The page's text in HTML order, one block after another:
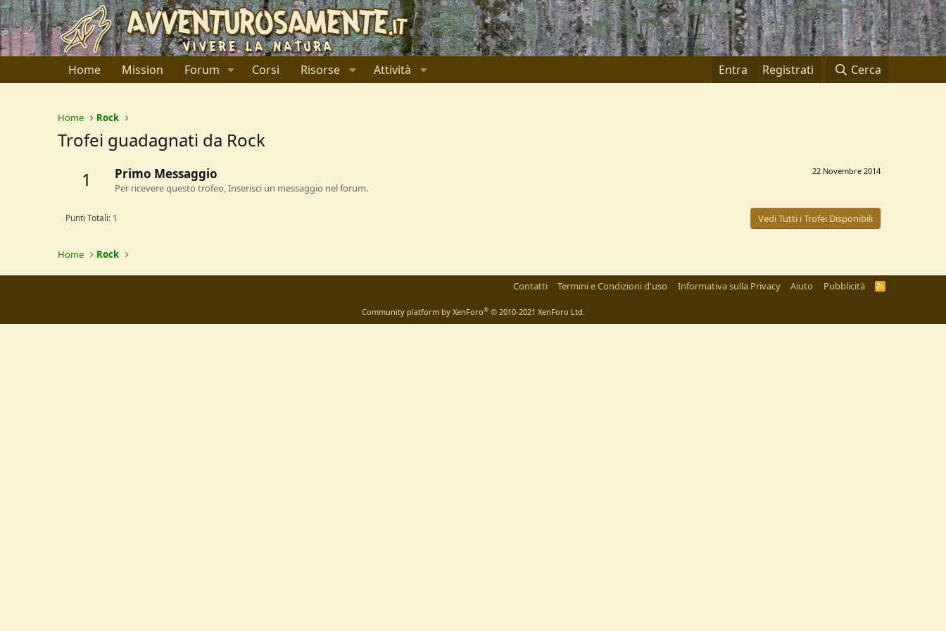
Home Mission Forum Corsi Risorse Attività Entra Registrati Cerca
Home Rock
Trofei guadagnati da Rock
1
22 Novembre 2014
Primo Messaggio
Per ricevere questo trofeo, Inserisci un messaggio nel forum.
Punti Totali: 1 Vedi Tutti i Trofei Disponibili
Home Rock
Contatti Termini e Condizioni d'uso Informativa sulla Privacy Aiuto Pubblicità
R
Community platform by XenForo® © 2010-2021 XenForo Ltd.